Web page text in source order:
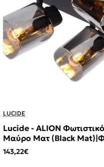
LUCIDE
Lucide - ALION
Μαύρο Ματ (Black
143,22€